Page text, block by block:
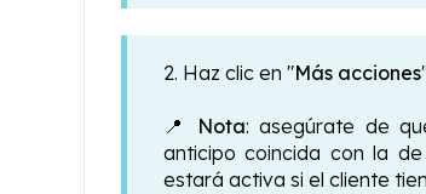
2. Haz clic en "Más acciones
📍 Nota: asegúrate de
anticipo coincida con la
estará activa si el cliente